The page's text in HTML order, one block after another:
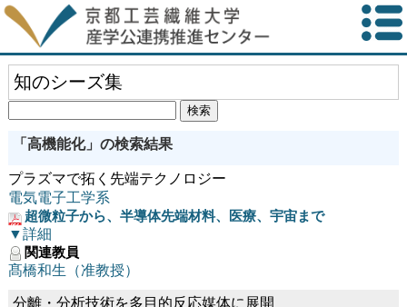
知のシーズ集
「高機能化」の検索結果
プラズマで拓く先端テクノロジー
電気電子工学系
超微粒子から、半導体先端材料、医療、宇宙まで
▼詳細
関連教員
髙橋和生（准教授）
分離・分析技術を多目的反応媒体に展開